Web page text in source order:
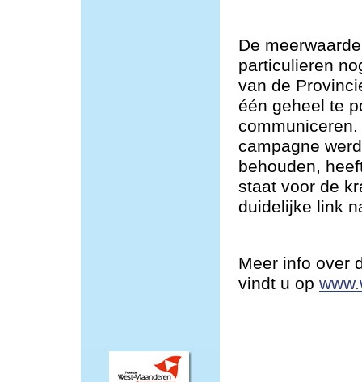
De
particulieren
van de
één geheel te
campagne
behouden,
staat voor de
duidelijke link
Meer info over
vindt u op